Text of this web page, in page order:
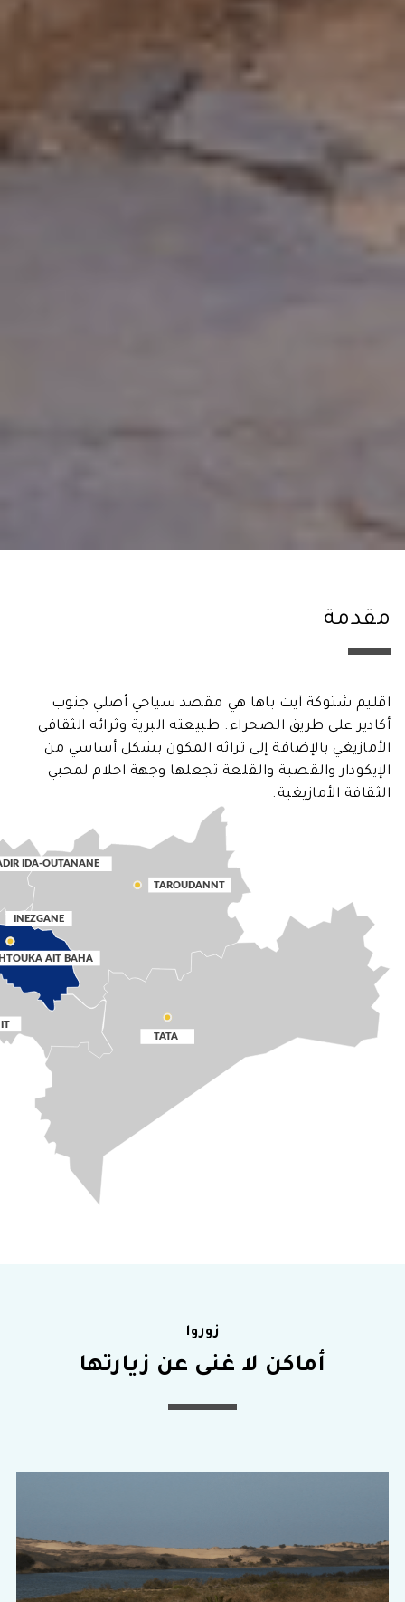
مقدمة
اقليم شتوكة آيت باها هي مقصد سياحي أصلي جنوب
أكادير على طريق الصحراء. طبيعته البرية وثرائه الثقافي
الأمازيغي بالإضافة إلى تراثه المكون بشكل أساسي من
الإيكودار والقصبة والقلعة تجعلها وجهة احلام لمحبي
الثقافة الأمازيغية.
زوروا
أماكن لا غنى عن زيارتها